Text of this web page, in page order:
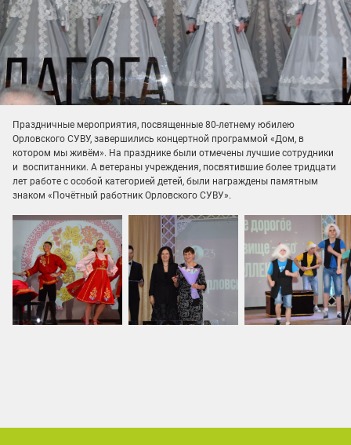
Праздничные мероприятия, посвященные 80-летнему юбилею
Орловского СУВУ, завершились концертной программой «Дом, в
котором мы живём». На празднике были отмечены лучшие сотрудники
и воспитанники. А ветераны учреждения, посвятившие более тридцати
лет работе с особой категорией детей, были награждены памятным
знаком «Почётный работник Орловского СУВУ».